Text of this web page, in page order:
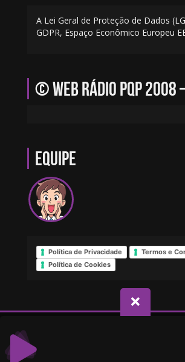
A Lei Geral de Proteção de Dados
GDPR, Espaço Econômico Europeu
© Web Rádio PQP 2008
Equipe
Política de Privacidade
Termos e
Política de Cookies
© Direitos reservados - Web Rádio PQP